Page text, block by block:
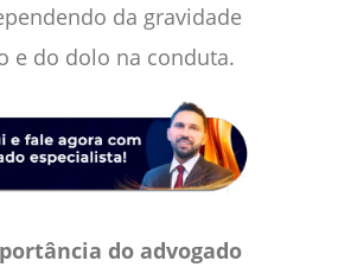
da gravidade
e do dolo na conduta.
do advogado